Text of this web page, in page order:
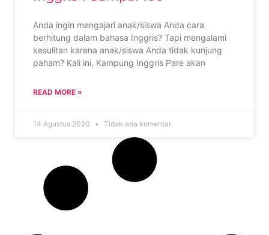
Anda ingin mengajari anak/siswa Anda cara
berhitung dalam bahasa Inggris? Tapi mengalami
kesulitan karena anak/siswa Anda tidak kunjung
paham? Kali ini, Kampung Inggris Pare akan
READ MORE »
14 Agustus 2020 Tidak ada komentar